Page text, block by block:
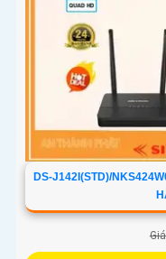
DS-J142I(STD)/